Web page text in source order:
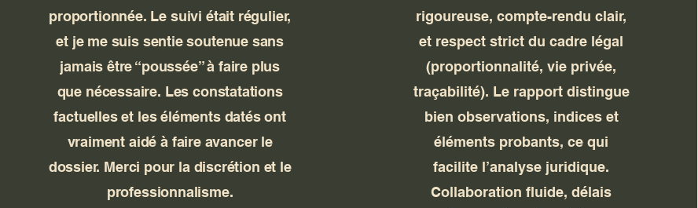
proportionnée. Le suivi était régulier,
et je me suis sentie soutenue sans
jamais être “poussée” à faire plus
que nécessaire. Les constatations
factuelles et les éléments datés ont
vraiment aidé à faire avancer le
dossier. Merci pour la discrétion et le
professionnalisme.
rigoureuse, compte-rendu clair,
et respect strict du cadre légal
(proportionnalité, vie privée,
traçabilité). Le rapport distingue
bien observations, indices et
éléments probants, ce qui
facilite l’analyse juridique.
Collaboration fluide, délais